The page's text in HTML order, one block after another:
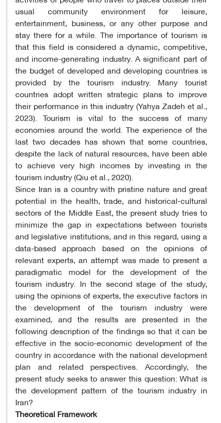
usual community environment for leisure,
entertainment, business, or any other purpose and
stay there for a while. The importance of tourism is
that this field is considered a dynamic, competitive,
and income-generating industry. A significant part of
the budget of developed and developing countries is
provided by the tourism industry. Many tourist
countries adopt written strategic plans to improve
their performance in this industry (Yahya Zadeh et al.,
2023). Tourism is vital to the success of many
economies around the world. The experience of the
last two decades has shown that some countries,
despite the lack of natural resources, have been able
to achieve very high incomes by investing in the
tourism industry (Qiu et al., 2020).
Since Iran is a country with pristine nature and great
potential in the health, trade, and historical-cultural
sectors of the Middle East, the present study tries to
minimize the gap in expectations between tourists
and legislative institutions, and in this regard, using a
data-based approach based on the opinions of
relevant experts, an attempt was made to present a
paradigmatic model for the development of the
tourism industry. In the second stage of the study,
using the opinions of experts, the executive factors in
the development of the tourism industry were
examined, and the results are presented in the
following description of the findings so that it can be
effective in the socio-economic development of the
country in accordance with the national development
plan and related perspectives. Accordingly, the
present study seeks to answer this question: What is
the development pattern of the tourism industry in
Iran?
Theoretical Framework